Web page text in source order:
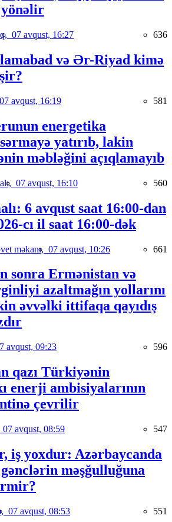
07 avqust, 16:27 636
və Ər-Riyad kimə
07 avqust, 16:19 581
energetika
yatırıb, lakin
məbləğini açıqlamayıb
07 avqust, 16:10 560
6 avqust saat 16:00-dan
cı il saat 16:00-dək
məkanı, 07 avqust, 10:26 661
sonra Ermənistan və
azaltmağın yollarını
əvvəlki ittifaqa qayıdış
avqust, 09:23 596
qazı Türkiyənin
enerji ambisiyalarının
çevrilir
07 avqust, 08:59 547
iş yoxdur: Azərbaycanda
məşğulluğuna
07 avqust, 08:53 551